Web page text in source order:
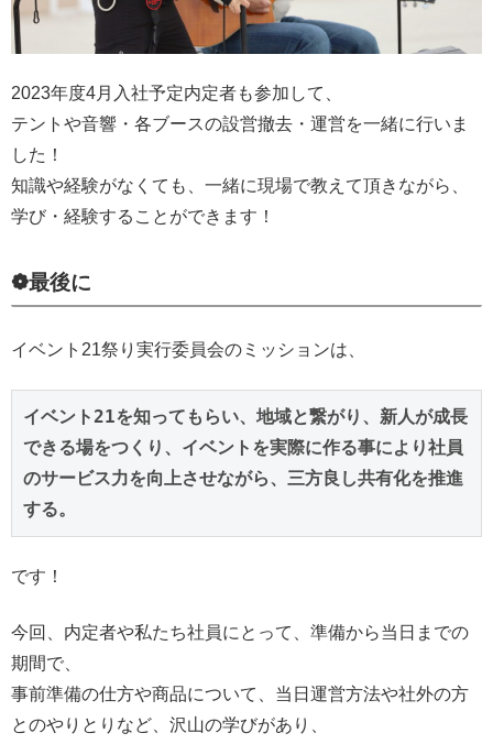
2023年度4月入社予定内定者も参加して、
テントや音響・各ブースの設営撤去・運営を一緒に行いま
した！
知識や経験がなくても、一緒に現場で教えて頂きながら、
学び・経験することができます！
❁最後に
イベント21祭り実行委員会のミッションは、
イベント21を知ってもらい、地域と繋がり、新人が成長
できる場をつくり、イベントを実際に作る事により社員
のサービス力を向上させながら、三方良し共有化を推進
する。
です！
今回、内定者や私たち社員にとって、準備から当日までの
期間で、
事前準備の仕方や商品について、当日運営方法や社外の方
とのやりとりなど、沢山の学びがあり、